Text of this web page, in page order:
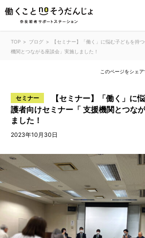
TOP ブログ
【セミナー】「働く」に悩む子どもを持
機関とつながる座談会」実施しました！
このページをシェア
セミナー
【セミナー】「働く」に
護者向けセミナー「 支援機関とつな
ました！
2023年10月30日